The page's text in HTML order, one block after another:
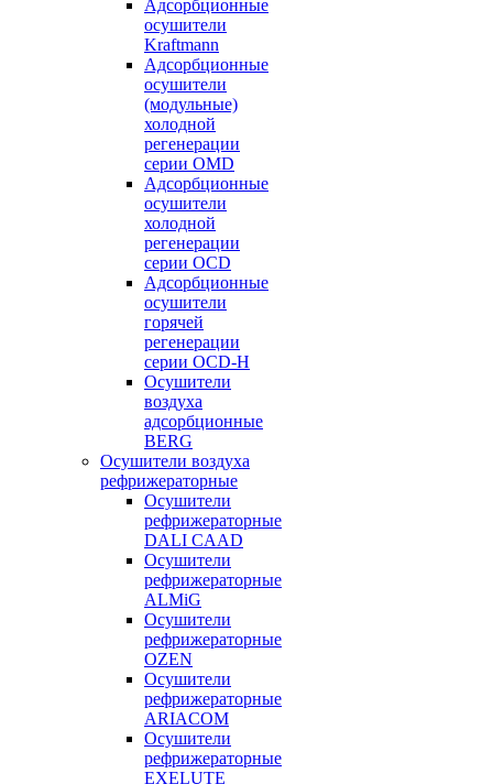
Адсорбционные
осушители
Kraftmann
Адсорбционные
осушители
(модульные)
холодной
регенерации
серии OMD
Адсорбционные
осушители
холодной
регенерации
серии OCD
Адсорбционные
осушители
горячей
регенерации
серии OСD-H
Осушители
воздуха
адсорбционные
BERG
Осушители воздуха
рефрижераторные
Осушители
рефрижераторные
DALI CAAD
Осушители
рефрижераторные
ALMiG
Осушители
рефрижераторные
OZEN
Осушители
рефрижераторные
ARIACOM
Осушители
рефрижераторные
EXELUTE